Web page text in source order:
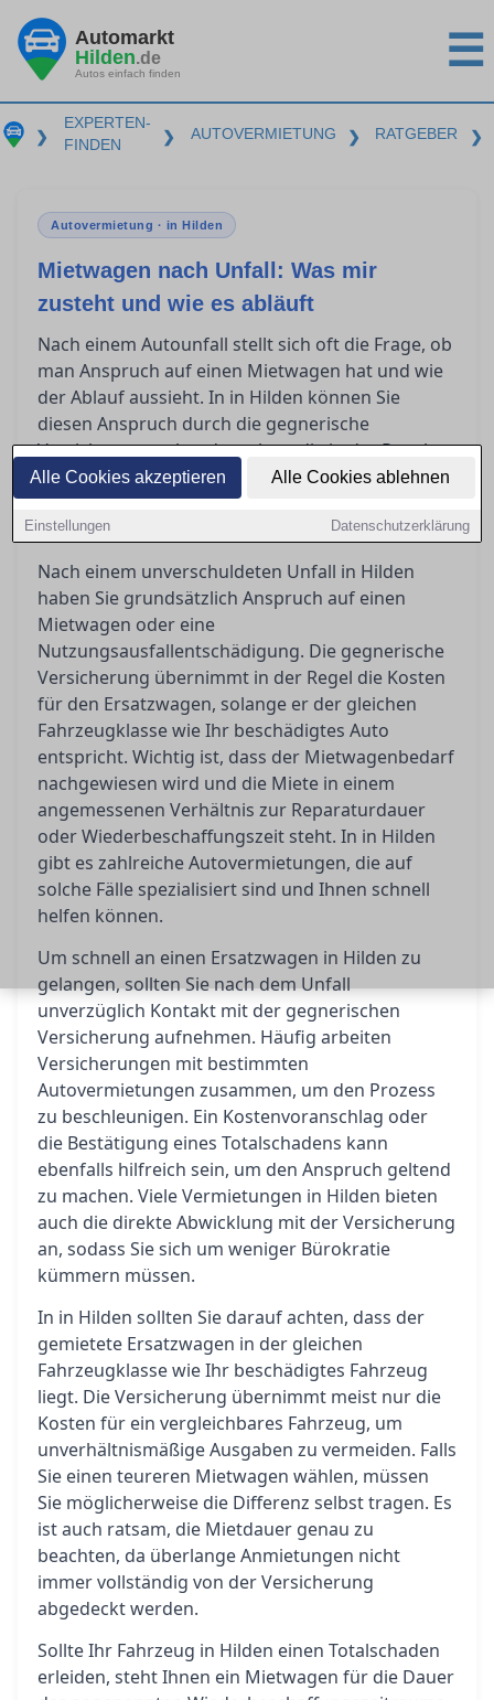
Alle Cookies akzeptieren Alle Cookies ablehnen
Einstellungen Datenschutzerklärung
Automarkt
Hilden.de
Autos einfach finden ☰
❯
EXPERTEN-
FINDEN
❯ AUTOVERMIETUNG ❯ RATGEBER ❯
Autovermietung · in Hilden
Mietwagen nach Unfall: Was mir
zusteht und wie es abläuft
Nach einem Autounfall stellt sich oft die Frage, ob
man Anspruch auf einen Mietwagen hat und wie
der Ablauf aussieht. In in Hilden können Sie
diesen Anspruch durch die gegnerische
Versicherung geltend machen, die in der Regel
die Kosten übernimmt. Erfahren Sie, wie Sie
schnell an einen Ersatzwagen kommen und was
Ihnen nach einem Unfall zusteht.
Nach einem unverschuldeten Unfall in Hilden
haben Sie grundsätzlich Anspruch auf einen
Mietwagen oder eine
Nutzungsausfallentschädigung. Die gegnerische
Versicherung übernimmt in der Regel die Kosten
für den Ersatzwagen, solange er der gleichen
Fahrzeugklasse wie Ihr beschädigtes Auto
entspricht. Wichtig ist, dass der Mietwagenbedarf
nachgewiesen wird und die Miete in einem
angemessenen Verhältnis zur Reparaturdauer
oder Wiederbeschaffungszeit steht. In in Hilden
gibt es zahlreiche Autovermietungen, die auf
solche Fälle spezialisiert sind und Ihnen schnell
helfen können.
Um schnell an einen Ersatzwagen in Hilden zu
gelangen, sollten Sie nach dem Unfall
unverzüglich Kontakt mit der gegnerischen
Versicherung aufnehmen. Häufig arbeiten
Versicherungen mit bestimmten
Autovermietungen zusammen, um den Prozess
zu beschleunigen. Ein Kostenvoranschlag oder
die Bestätigung eines Totalschadens kann
ebenfalls hilfreich sein, um den Anspruch geltend
zu machen. Viele Vermietungen in Hilden bieten
auch die direkte Abwicklung mit der Versicherung
an, sodass Sie sich um weniger Bürokratie
kümmern müssen.
In in Hilden sollten Sie darauf achten, dass der
gemietete Ersatzwagen in der gleichen
Fahrzeugklasse wie Ihr beschädigtes Fahrzeug
liegt. Die Versicherung übernimmt meist nur die
Kosten für ein vergleichbares Fahrzeug, um
unverhältnismäßige Ausgaben zu vermeiden. Falls
Sie einen teureren Mietwagen wählen, müssen
Sie möglicherweise die Differenz selbst tragen. Es
ist auch ratsam, die Mietdauer genau zu
beachten, da überlange Anmietungen nicht
immer vollständig von der Versicherung
abgedeckt werden.
Sollte Ihr Fahrzeug in Hilden einen Totalschaden
erleiden, steht Ihnen ein Mietwagen für die Dauer